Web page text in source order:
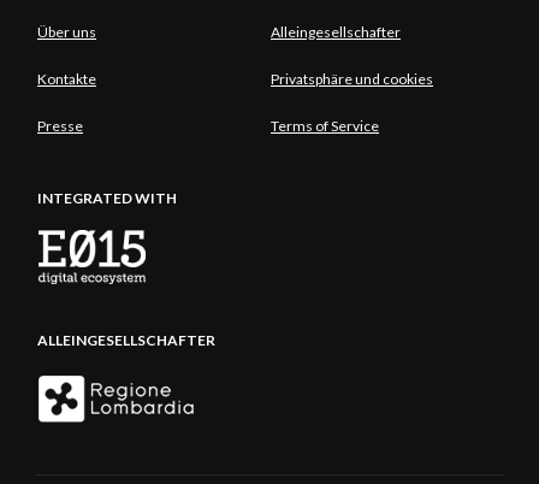
Über uns Alleingesellschafter
Kontakte Privatsphäre und cookies
Presse Terms of Service
INTEGRATED WITH
ALLEINGESELLSCHAFTER